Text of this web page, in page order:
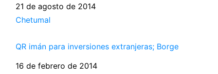
Fecha
21 de agosto de 2014
Respecto a
Chetumal
QR imán para inversiones extranjeras; Borge
Fecha
16 de febrero de 2014